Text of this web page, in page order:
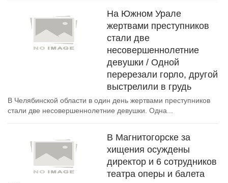
На Южном Урале
жертвами преступников
стали две
несовершеннолетние
девушки / Одной
перерезали горло, другой
выстрелили в грудь
В Челябинской области в один день жертвами преступников
стали две несовершеннолетние девушки. Одна...
В Магнитогорске за
хищения осуждены
директор и 6 сотрудников
театра оперы и балета